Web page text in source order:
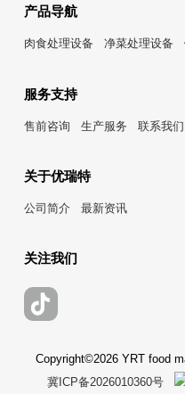
产品导航
肉食处理设备 净菜处理设备
服务支持
售前咨询 生产服务 联系我们
关于优瑞特
公司简介 最新资讯
关注我们
Copyright©2026 YRT food
冀ICP备2026010360号